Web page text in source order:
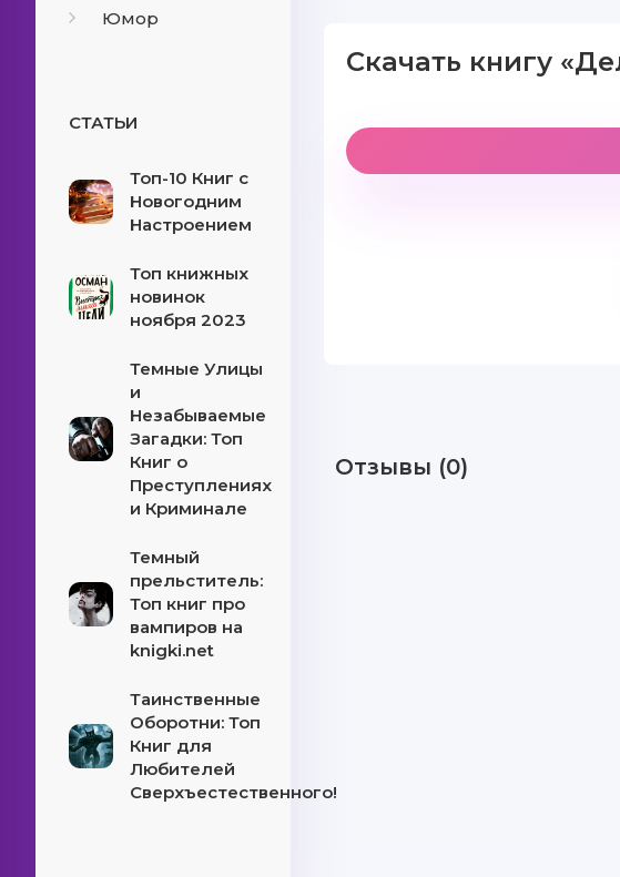
Юмор
СТАТЬИ
Топ-10 Книг с
Новогодним
Настроением
Топ книжных
новинок
ноября 2023
Темные Улицы
и
Незабываемые
Загадки: Топ
Книг о
Преступлениях
и Криминале
Темный
прельститель:
Топ книг про
вампиров на
knigki.net
Таинственные
Оборотни: Топ
Книг для
Любителей
Сверхъестественного!
Скачать книгу
Отзывы (0)